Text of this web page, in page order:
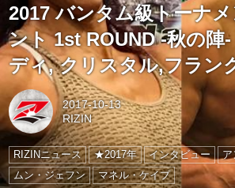
2017 バンタム級トーナ
ント 1st ROUND -秋の陣
ディ, クリスタル,フラン
2017-10-13
RIZIN
RIZINニュース ★2017年 インタビュー
ムン・ジェフン
マネル・ケイプ